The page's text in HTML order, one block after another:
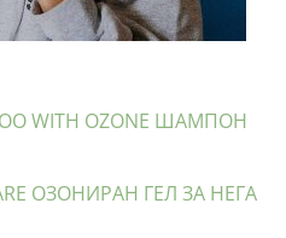
WITH OZONE ШАМПОН
ОЗОНИРАН ГЕЛ ЗА НЕГА